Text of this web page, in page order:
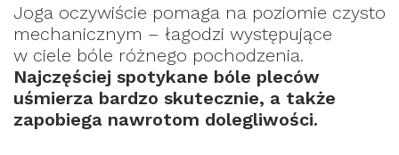
Joga oczywiście pomaga na poziomie czysto
mechanicznym – łagodzi występujące
w ciele bóle różnego pochodzenia.
Najczęściej spotykane bóle pleców
uśmierza bardzo skutecznie, a także
zapobiega nawrotom dolegliwości.